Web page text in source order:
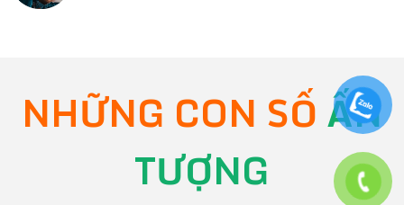
NHỮNG CON SỐ ẤN
TƯỢNG